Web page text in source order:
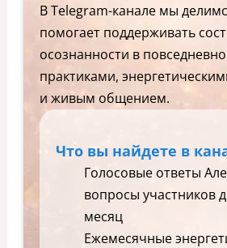
В Telegram-канале мы
помогает поддерживать
осознанности в
практиками,
и живым общением.
Что вы найдете в
Голосовые ответы
вопросы участников
месяц
Ежемесячные